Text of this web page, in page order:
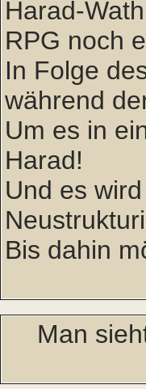
Harad-
RPG noch
In Folge
während
Um es in
Harad!
Und es
Bis dahin
Man